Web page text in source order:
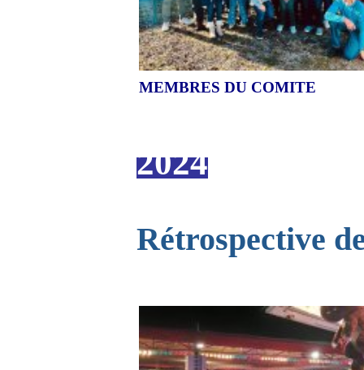
MEMBRES DU COMITE
2024
Rétrospective